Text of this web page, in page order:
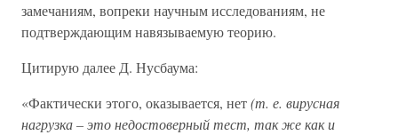
замечаниям, вопреки научным исследованиям, не
подтверждающим навязываемую теорию.
Цитирую далее Д. Нусбаума:
«Фактически этого, оказывается, нет(т. е. вирусная
нагрузка – это недостоверный тест, так же как и